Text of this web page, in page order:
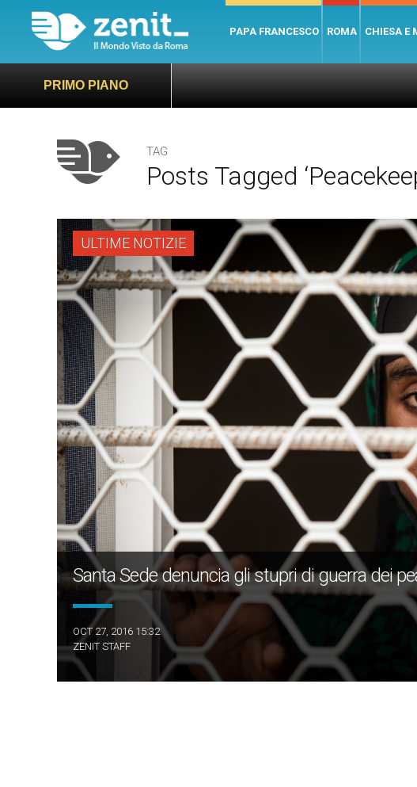
PAPA FRANCESCO ROMA CHIESA E
PRIMO PIANO
TAG
Posts Tagged
ULTIME NOTIZIE
Santa Sede denuncia gli stupri di guerra dei
OCT 27, 2016 15:32
ZENIT STAFF